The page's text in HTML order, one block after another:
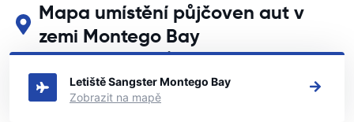
Mapa umístění půjčoven aut v
zemi Montego Bay
Podívejte se na naše hlavní půjčovny aut v zemi Montego Bay
Letiště Sangster Montego Bay
Zobrazit na mapě